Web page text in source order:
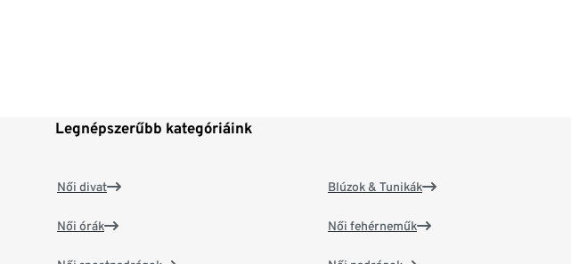
Legnépszerűbb kategóriáink
Női divat
Női órák
Blúzok & Tunikák
Női fehérneműk